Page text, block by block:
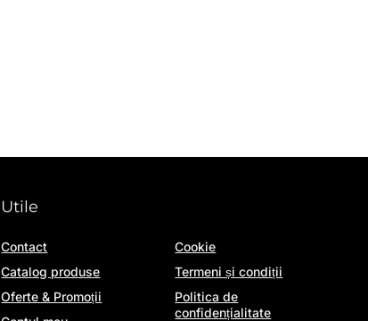
Utile
Contact
Catalog produse
Oferte & Promoții
Cookie
Termeni și condiții
Politica de
confidențialitate